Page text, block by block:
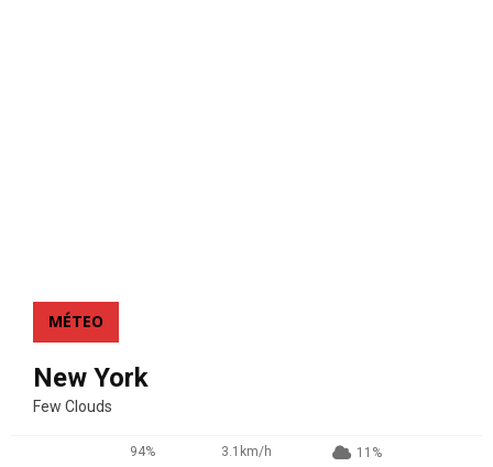
MÉTEO
New York
Few Clouds
94% 3.1km/h 11%